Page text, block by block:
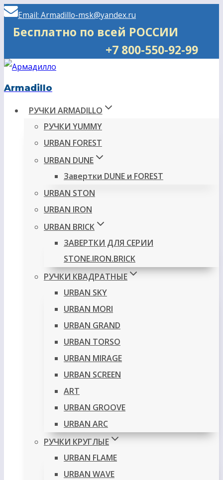
Перейти
Email: Armadillo-msk@yandex.ru
Бесплатно по всей РОССИИ
+7 800-550-92-99
Armadillo
РУЧКИ ARMADILLO
РУЧКИ YUMMY
URBAN FOREST
URBAN DUNE
Завертки DUNE и FOREST
URBAN STON
URBAN IRON
URBAN BRICK
ЗАВЕРТКИ ДЛЯ СЕРИИ
STONE.IRON.BRICK
РУЧКИ КВАДРАТНЫЕ
URBAN SKY
URBAN MORI
URBAN GRAND
URBAN TORSO
URBAN MIRAGE
URBAN SCREEN
ART
URBAN GROOVE
URBAN ARC
РУЧКИ КРУГЛЫЕ
URBAN FLAME
URBAN WAVE